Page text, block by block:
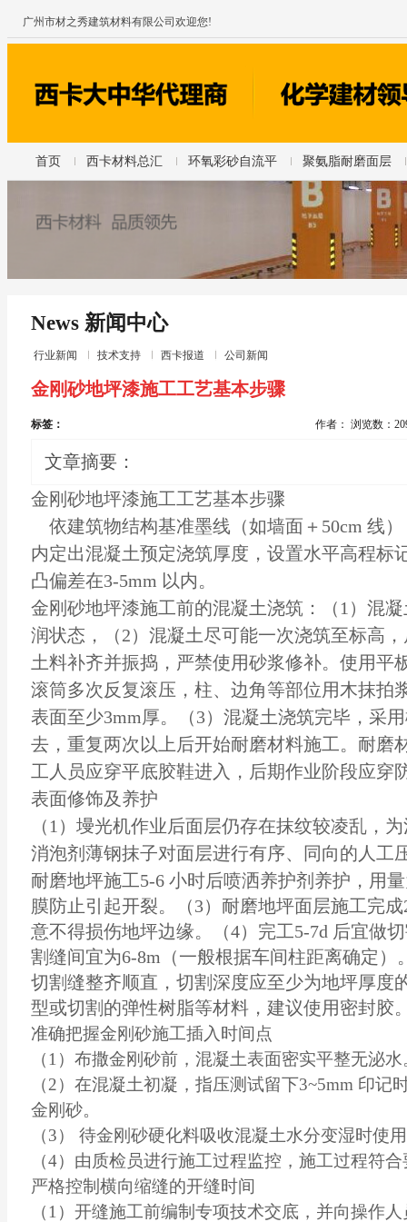
广州市材之秀建筑材料有限公司欢迎您!
首页 西卡材料总汇 环氧彩砂自流平 聚氨脂耐磨面层
News 新闻中心
行业新闻 技术支持 西卡报道 公司新闻
金刚砂地坪漆施工工艺基本步骤
标签： 作者： 浏览数：
文章摘要：
金刚砂地坪漆施工工艺基本步骤
依建筑物结构基准墨线（如墙面＋50cm 线
内定出混凝土预定浇筑厚度，设置水平高程标
凸偏差在3-5mm 以内。
金刚砂地坪漆施工前的混凝土浇筑：（1）混
润状态，（2）混凝土尽可能一次浇筑至标高
土料补齐并振捣，严禁使用砂浆修补。使用平
滚筒多次反复滚压，柱、边角等部位用木抹拍
表面至少3mm厚。（3）混凝土浇筑完毕，采
去，重复两次以上后开始耐磨材料施工。耐磨
工人员应穿平底胶鞋进入，后期作业阶段应穿
表面修饰及养护
（1）墁光机作业后面层仍存在抹纹较凌乱，
消泡剂薄钢抹子对面层进行有序、同向的人工
耐磨地坪施工5-6 小时后喷洒养护剂养护，用
膜防止引起开裂。（3）耐磨地坪面层施工完
意不得损伤地坪边缘。（4）完工5-7d 后宜做
割缝间宜为6-8m（一般根据车间柱距离确定）
切割缝整齐顺直，切割深度应至少为地坪厚度
型或切割的弹性树脂等材料，建议使用密封胶
准确把握金刚砂施工插入时间点
（1）布撒金刚砂前，混凝土表面密实平整无泌水
（2）在混凝土初凝，指压测试留下3~5mm 印记
金刚砂。
（3） 待金刚砂硬化料吸收混凝土水分变湿时使
（4）由质检员进行施工过程监控，施工过程符
严格控制横向缩缝的开缝时间
（1）开缝施工前编制专项技术交底，并向操作